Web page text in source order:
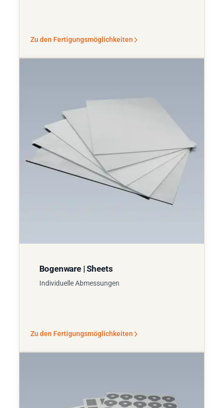
Zu den Fertigungsmöglichkeiten
Bogenware | Sheets
Individuelle Abmessungen
Zu den Fertigungsmöglichkeiten